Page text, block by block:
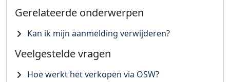
Gerelateerde onderwerpen
Kan ik mijn aanmelding verwijderen?
Veelgestelde vragen
Hoe werkt het verkopen via OSW?